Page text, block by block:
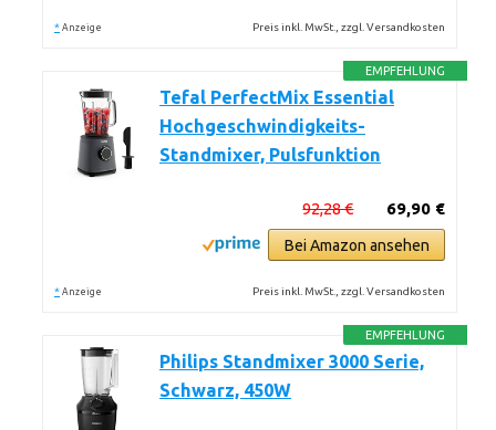
* Anzeige Preis inkl. MwSt., zzgl. Versandkosten
EMPFEHLUNG
Tefal PerfectMix Essential
Hochgeschwindigkeits-
Standmixer, Pulsfunktion
69,90 €
92,28 €
Bei Amazon ansehen
* Anzeige Preis inkl. MwSt., zzgl. Versandkosten
EMPFEHLUNG
Philips Standmixer 3000 Serie,
Schwarz, 450W